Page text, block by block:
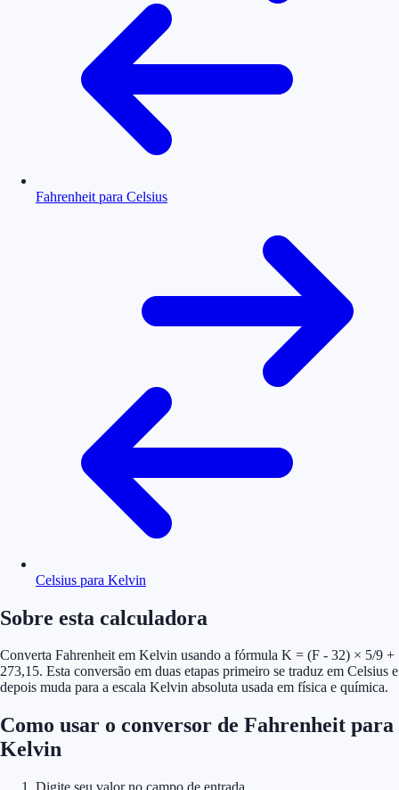
Fahrenheit para Celsius
Celsius para Kelvin
Sobre esta calculadora
Converta Fahrenheit em Kelvin usando a fórmula K = (F - 32) × 5/9 +
273,15. Esta conversão em duas etapas primeiro se traduz em Celsius e
depois muda para a escala Kelvin absoluta usada em física e química.
Como usar o conversor de Fahrenheit para
Kelvin